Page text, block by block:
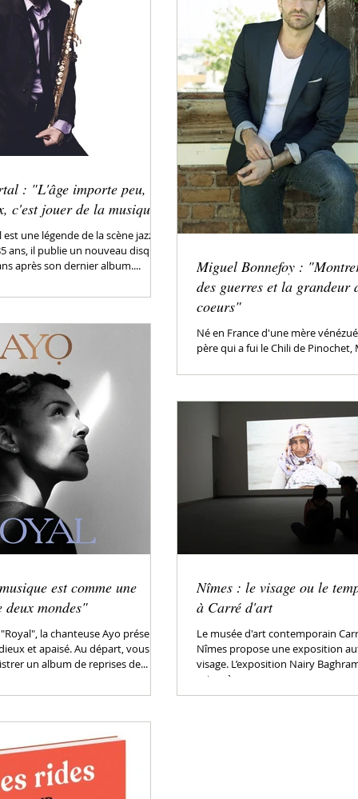
: "L'âge importe peu, ce
c'est jouer de la musique"
une légende de la scène jazz
ans, il publie un nouveau disque
après son dernier album....
Miguel Bonnefoy :
des guerres et la grandeur
coeurs"
Né en France d'une mère
père qui a fui le Chili de Pinochet,
est comme une
deux mondes"
la chanteuse Ayo présente
et apaisé. Au départ, vous
un album de reprises de...
Nîmes : le visage ou le
à Carré d'art
Le musée d'art contemporain
Nîmes propose une exposition
visage. L’exposition Nairy
caisse à...